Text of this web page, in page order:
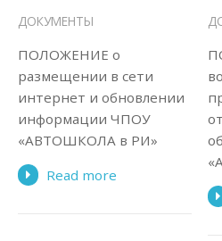
ДОКУМЕНТЫ
ПОЛОЖЕНИЕ о
размещении в сети
интернет и обновлении
информации ЧПОУ
«АВТОШКОЛА в РИ»
Read more